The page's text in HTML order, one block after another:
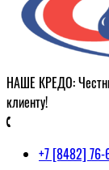
НАШЕ КРЕДО:
клиенту!
+7 [8482]